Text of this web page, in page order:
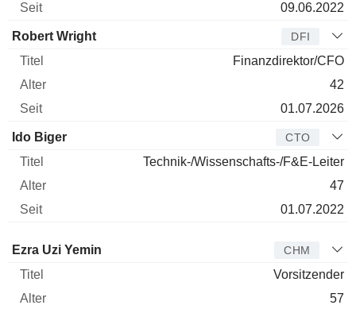
09.06.2022
Robert Wright DFI
Finanzdirektor/CFO
42
01.07.2026
Ido Biger CTO
Technik-/Wissenschafts-/F&E-Leiter
47
01.07.2022
Verwaltungsratsmitglied
Ezra Uzi Yemin CHM
Vorsitzender
57